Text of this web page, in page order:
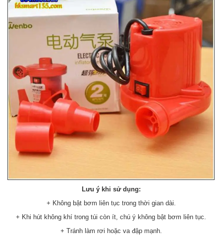
Lưu ý khi sử dụng:
+ Không bật bơm liên tục trong thời gian dài.
+ Khi hút không khí trong túi còn ít, chú ý không bật bơm liên tục.
+ Tránh làm rơi hoặc va đập mạnh.